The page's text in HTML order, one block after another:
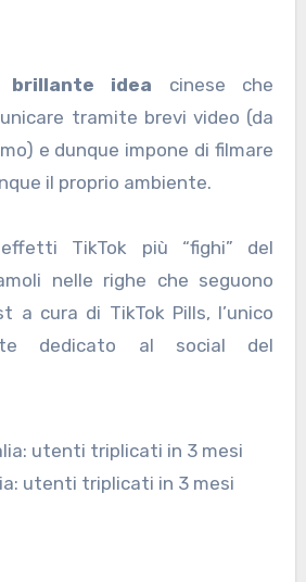
brillante idea cinese che
tramite brevi video (da
e dunque impone di filmare
il proprio ambiente.
TikTok più “fighi” del
nelle righe che seguono
a cura di TikTok Pills, l’unico
dedicato al social del
utenti triplicati in 3 mesi